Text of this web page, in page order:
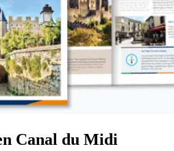
Canal du Midi